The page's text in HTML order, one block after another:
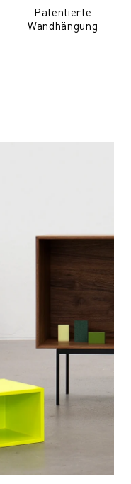
Patentierte
Wandhängung